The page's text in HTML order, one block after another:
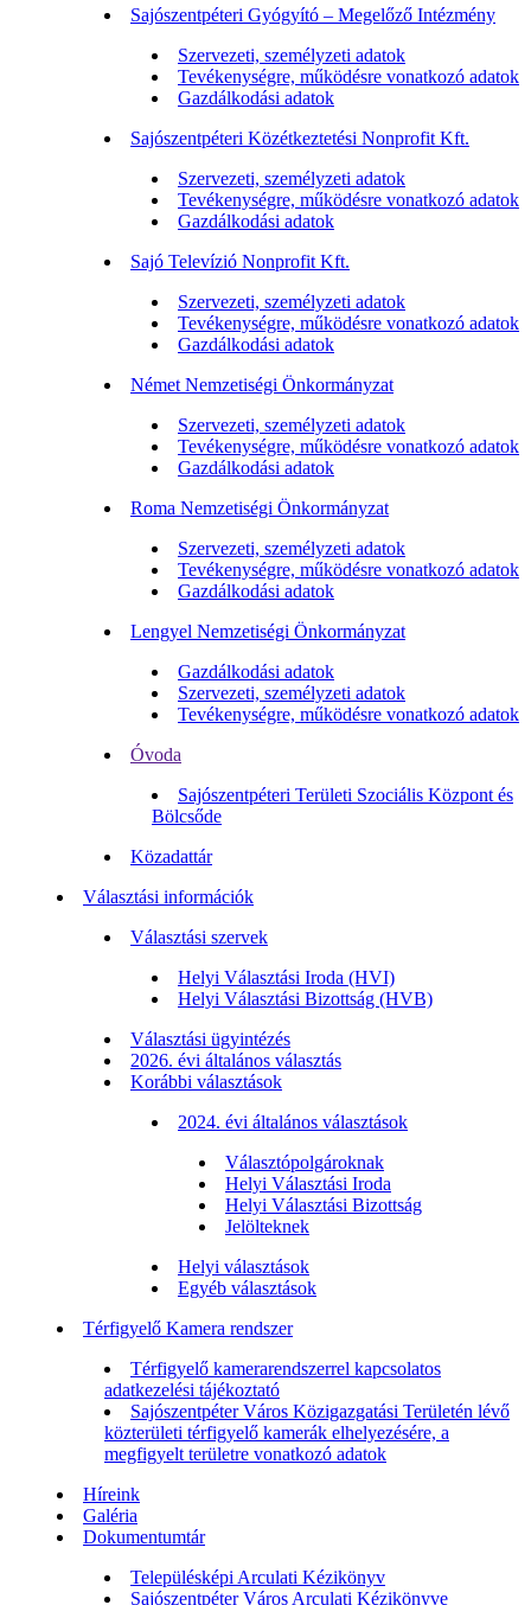
Sajószentpéteri Gyógyító – Megelőző Intézmény
Szervezeti, személyzeti adatok
Tevékenységre, működésre vonatkozó adatok
Gazdálkodási adatok
Sajószentpéteri Közétkeztetési Nonprofit Kft.
Szervezeti, személyzeti adatok
Tevékenységre, működésre vonatkozó adatok
Gazdálkodási adatok
Sajó Televízió Nonprofit Kft.
Szervezeti, személyzeti adatok
Tevékenységre, működésre vonatkozó adatok
Gazdálkodási adatok
Német Nemzetiségi Önkormányzat
Szervezeti, személyzeti adatok
Tevékenységre, működésre vonatkozó adatok
Gazdálkodási adatok
Roma Nemzetiségi Önkormányzat
Szervezeti, személyzeti adatok
Tevékenységre, működésre vonatkozó adatok
Gazdálkodási adatok
Lengyel Nemzetiségi Önkormányzat
Gazdálkodási adatok
Szervezeti, személyzeti adatok
Tevékenységre, működésre vonatkozó adatok
Óvoda
Sajószentpéteri Területi Szociális Központ és
Bölcsőde
Közadattár
Választási információk
Választási szervek
Helyi Választási Iroda (HVI)
Helyi Választási Bizottság (HVB)
Választási ügyintézés
2026. évi általános választás
Korábbi választások
2024. évi általános választások
Választópolgároknak
Helyi Választási Iroda
Helyi Választási Bizottság
Jelölteknek
Helyi választások
Egyéb választások
Térfigyelő Kamera rendszer
Térfigyelő kamerarendszerrel kapcsolatos
adatkezelési tájékoztató
Sajószentpéter Város Közigazgatási Területén lévő
közterületi térfigyelő kamerák elhelyezésére, a
megfigyelt területre vonatkozó adatok
Híreink
Galéria
Dokumentumtár
Településképi Arculati Kézikönyv
Sajószentpéter Város Arculati Kézikönyve